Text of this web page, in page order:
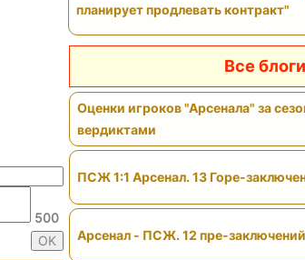
500
планирует продлевать контракт"
Все блоги
Оценки игроков "Арсенала" за
вердиктами
ПСЖ 1:1 Арсенал. 13 Горе-
Арсенал - ПСЖ. 12 пре-заключений